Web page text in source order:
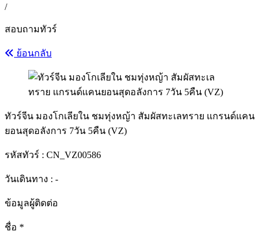
/
สอบถามทัวร์
ย้อนกลับ
ทัวร์จีน มองโกเลียใน ชมทุ่งหญ้า สัมผัสทะเลทราย แกรนด์แคน
ยอนสุดอลังการ 7วัน 5คืน (VZ)
รหัสทัวร์ : CN_VZ00586
วันเดินทาง : -
ข้อมูลผู้ติดต่อ
ชื่อ *